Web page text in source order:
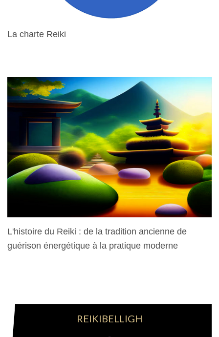
La charte Reiki
L'histoire du Reiki : de la tradition ancienne de
guérison énergétique à la pratique moderne
REIKIBELLIGH